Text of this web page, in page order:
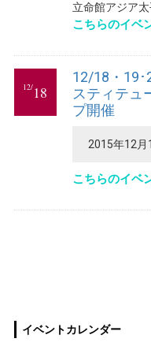
立命館アジア
こちらのイベ
12/18
12/18・19･
スティテュ
プ開催
2015年12
こちらのイベ
イベントカレンダー